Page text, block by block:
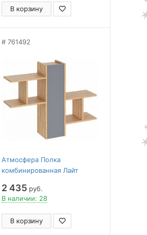
В корзину
761492
Атмосфера Полка
комбинированная Лайт
2 435 руб.
В наличии: 28
В корзину